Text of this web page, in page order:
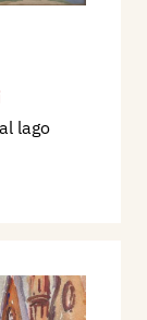
lago